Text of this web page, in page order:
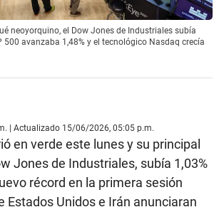
neoyorquino, el Dow Jones de Industriales subía
500 avanzaba 1,48% y el tecnológico Nasdaq crecía
| Actualizado 15/06/2026, 05:05 p.m.
en verde este lunes y su principal
Jones de Industriales, subía 1,03%
récord en la primera sesión
Estados Unidos e Irán anunciaran